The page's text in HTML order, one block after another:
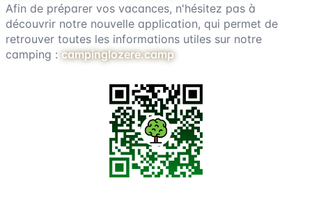
Afin de préparer vos vacances, n'hésitez pas à
découvrir notre nouvelle application, qui permet de
retrouver toutes les informations utiles sur notre
camping :campinglozere.camp